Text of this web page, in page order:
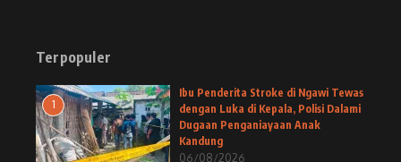
Terpopuler
1
Ibu Penderita Stroke di Ngawi Tewas
dengan Luka di Kepala, Polisi Dalami
Dugaan Penganiayaan Anak
Kandung
06/08/2026